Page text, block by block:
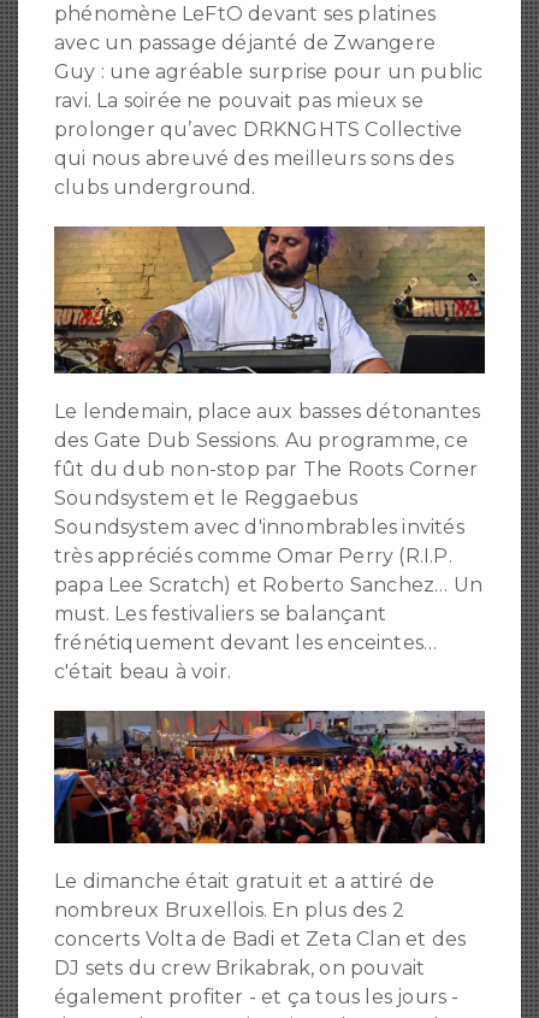
phénomène LeFtO devant ses platines
avec un passage déjanté de Zwangere
Guy : une agréable surprise pour un public
ravi. La soirée ne pouvait pas mieux se
prolonger qu’avec DRKNGHTS Collective
qui nous abreuvé des meilleurs sons des
clubs underground.
Le lendemain, place aux basses détonantes
des Gate Dub Sessions. Au programme, ce
fût du dub non-stop par The Roots Corner
Soundsystem et le Reggaebus
Soundsystem avec d'innombrables invités
très appréciés comme Omar Perry (R.I.P.
papa Lee Scratch) et Roberto Sanchez… Un
must. Les festivaliers se balançant
frénétiquement devant les enceintes…
c'était beau à voir.
Le dimanche était gratuit et a attiré de
nombreux Bruxellois. En plus des 2
concerts Volta de Badi et Zeta Clan et des
DJ sets du crew Brikabrak, on pouvait
également profiter - et ça tous les jours -